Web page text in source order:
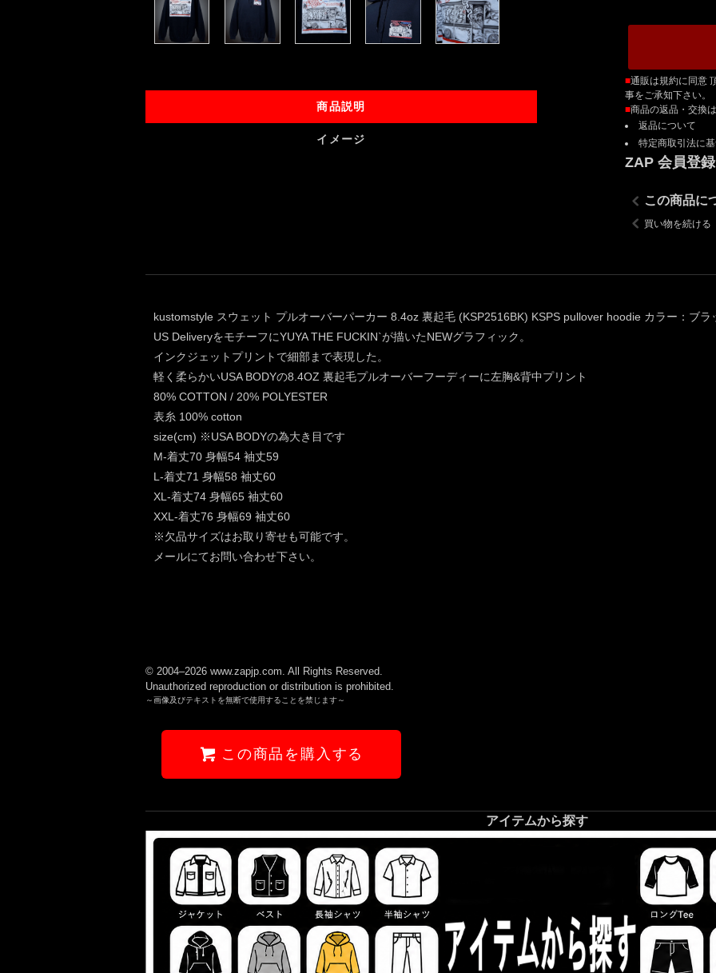
■通販は規約に同意
事をご承知下さい。
■商品の返品・交換
返品について
特定商取引法に
ZAP 会員登
この商品に
買い物を続ける
商品説明
イメージ
kustomstyle スウェット プルオーバーパーカー 8.4oz 裏起毛 (KSP2516BK) KSPS pullover hoodie カラー：ブラ
US DeliveryをモチーフにYUYA THE FUCKIN`が描いたNEWグラフィック。
インクジェットプリントで細部まで表現した。
軽く柔らかいUSA BODYの8.4OZ 裏起毛プルオーバーフーディーに左胸&背中プリント
80% COTTON / 20% POLYESTER
表糸 100% cotton
size(cm) ※USA BODYの為大き目です
M-着丈70 身幅54 袖丈59
L-着丈71 身幅58 袖丈60
XL-着丈74 身幅65 袖丈60
XXL-着丈76 身幅69 袖丈60
※欠品サイズはお取り寄せも可能です。
メールにてお問い合わせ下さい。
© 2004–2026 www.zapjp.com. All Rights Reserved.
Unauthorized reproduction or distribution is prohibited.
～画像及びテキストを無断で使用することを禁じます～
この商品を購入する
アイテムから探す